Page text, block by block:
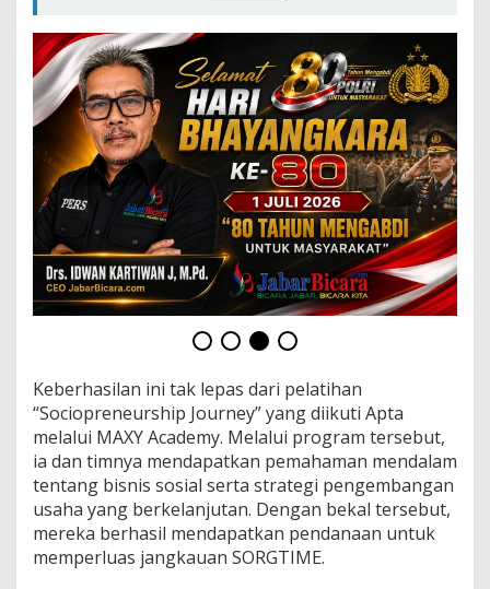
g
P
e
n
g
h
r
g
a
a
n
B
e
r
n
g
s
i
Keberhasilan ini tak lepas dari pelatihan
“Sociopreneurship Journey” yang diikuti Apta
melalui MAXY Academy. Melalui program tersebut,
ia dan timnya mendapatkan pemahaman mendalam
tentang bisnis sosial serta strategi pengembangan
usaha yang berkelanjutan. Dengan bekal tersebut,
mereka berhasil mendapatkan pendanaan untuk
memperluas jangkauan SORGTIME.